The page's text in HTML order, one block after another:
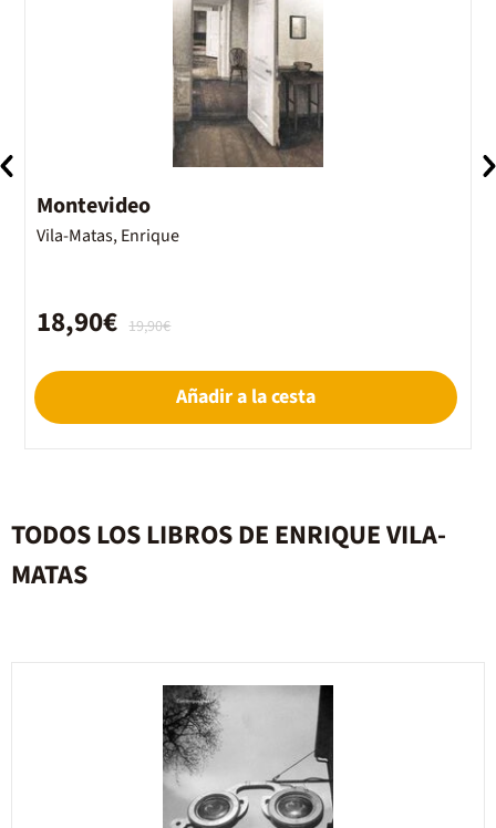
Montevideo
Vila-Matas, Enrique
19,90€
18,90€
Añadir a la cesta
TODOS LOS LIBROS DE ENRIQUE VILA-
MATAS